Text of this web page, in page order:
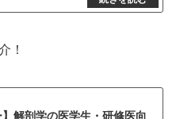
！
】解剖学の医学生・研修医向